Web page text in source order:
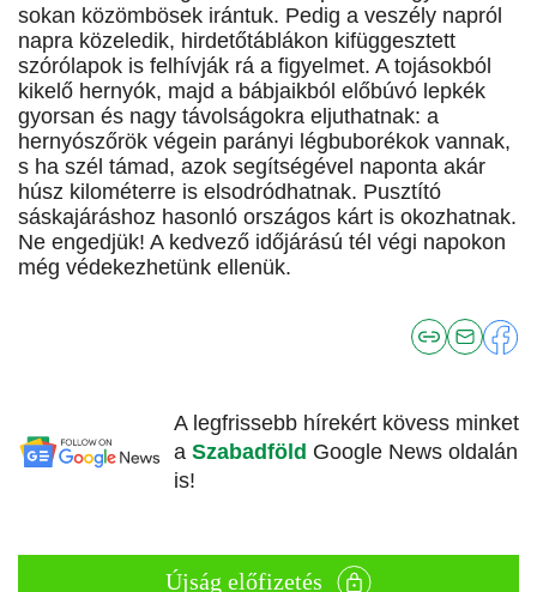
sokan közömbösek irántuk. Pedig a veszély napról
napra közeledik, hirdetőtáblákon kifüggesztett
szórólapok is felhívják rá a figyelmet. A tojásokból
kikelő hernyók, majd a bábjaikból előbúvó lepkék
gyorsan és nagy távolságokra eljuthatnak: a
hernyószőrök végein parányi légbuborékok vannak,
s ha szél támad, azok segítségével naponta akár
húsz kilométerre is elsodródhatnak. Pusztító
sáskajáráshoz hasonló országos kárt is okozhatnak.
Ne engedjük! A kedvező időjárású tél végi napokon
még védekezhetünk ellenük.
A legfrissebb hírekért kövess minket
a Szabadföld Google News oldalán
is!
Újság előfizetés